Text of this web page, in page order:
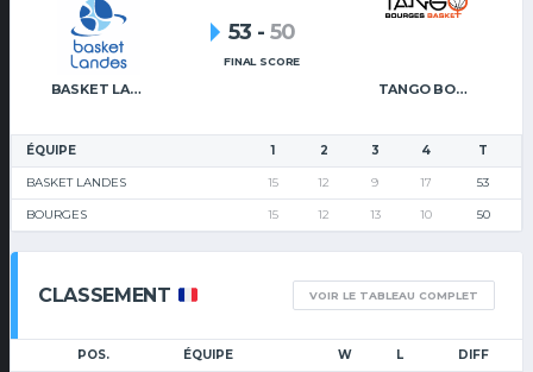
BASKET LANDES TANGO BOURGES BASKET
53 - 50
FINAL SCORE
ÉQUIPE 1 2 3 4 T
BASKET LANDES 15 12 9 17 53
BOURGES 15 12 13 10 50
CLASSEMENT VOIR LE TABLEAU COMPLET
POS. ÉQUIPE W L DIFF